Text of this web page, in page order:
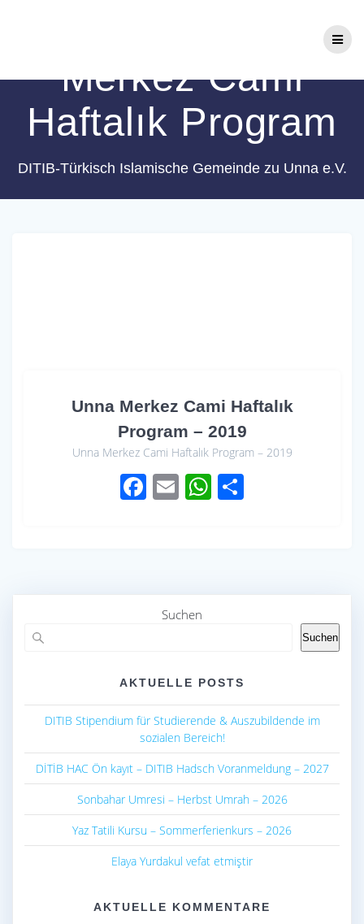
Unna
Merkez Cami
Haftalık Program
DITIB-Türkisch Islamische Gemeinde zu Unna e.V.
Unna Merkez Cami Haftalık
Program – 2019
Unna Merkez Cami Haftalık Program – 2019
F
o
E W
Suchen
Suchen
AKTUELLE POSTS
DITIB Stipendium für Studierende & Auszubildende im
sozialen Bereich!
DİTİB HAC Ön kayıt – DITIB Hadsch Voranmeldung – 2027
Sonbahar Umresi – Herbst Umrah – 2026
Yaz Tatili Kursu – Sommerferienkurs – 2026
Elaya Yurdakul vefat etmiştir
AKTUELLE KOMMENTARE